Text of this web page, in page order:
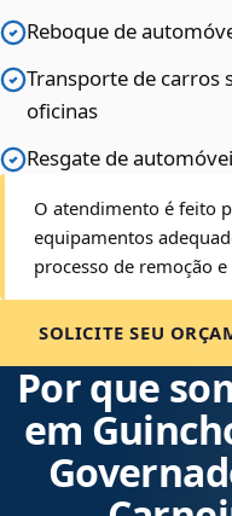
Reboque de
Transporte de carros
oficinas
Resgate de
O atendimento é feito
equipamentos
processo de remoção
SOLICITE SEU
Por que
em